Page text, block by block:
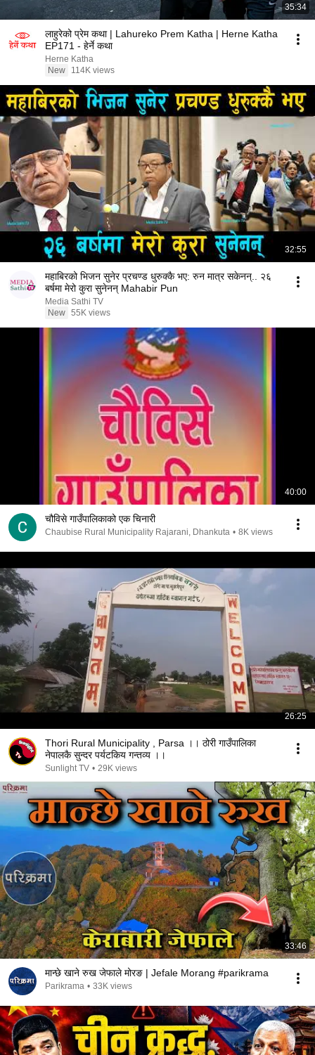
35:34
लाहुरेको प्रेम कथा | Lahureko Prem Katha | Herne Katha
EP171 - हेर्ने कथा
Herne Katha
New
114K views
32:55
महाबिरको भिजन सुनेर प्रचण्ड धुरुक्कै भए: रुन मात्र सकेनन्.. २६
बर्षमा मेरो कुरा सुनेनन् Mahabir Pun
Media Sathi TV
New 55K views
40:00
चौविसे गाउँपालिकाको एक चिनारी
Chaubise Rural Municipality Rajarani, Dhankuta • 8K views
26:25
Thori Rural Municipality , Parsa ।। ठोरी गाउँपालिका
नेपालकै सुन्दर पर्यटकिय गन्तव्य ।।
Sunlight TV • 29K views
33:46
मान्छे खाने रुख जेफाले मोरङ | Jefale Morang #parikrama
Parikrama • 33K views